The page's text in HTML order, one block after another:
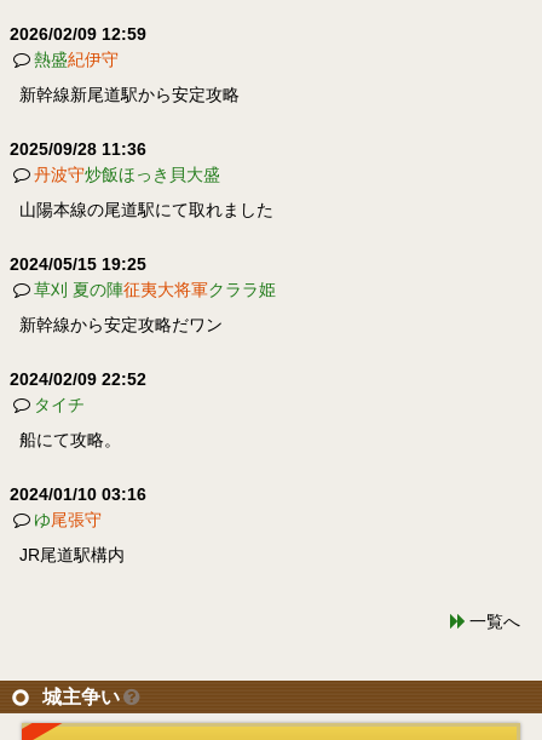
2026/02/09 12:59
熱盛紀伊守
新幹線新尾道駅から安定攻略
2025/09/28 11:36
丹波守炒飯ほっき貝大盛
山陽本線の尾道駅にて取れました
2024/05/15 19:25
草刈 夏の陣征夷大将軍クララ姫
新幹線から安定攻略だワン
2024/02/09 22:52
タイチ
船にて攻略。
2024/01/10 03:16
ゆ尾張守
JR尾道駅構内
一覧へ
城主争い